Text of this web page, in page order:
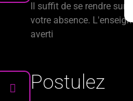
Il suffit de se rendre sur
votre absence.
averti
Postulez